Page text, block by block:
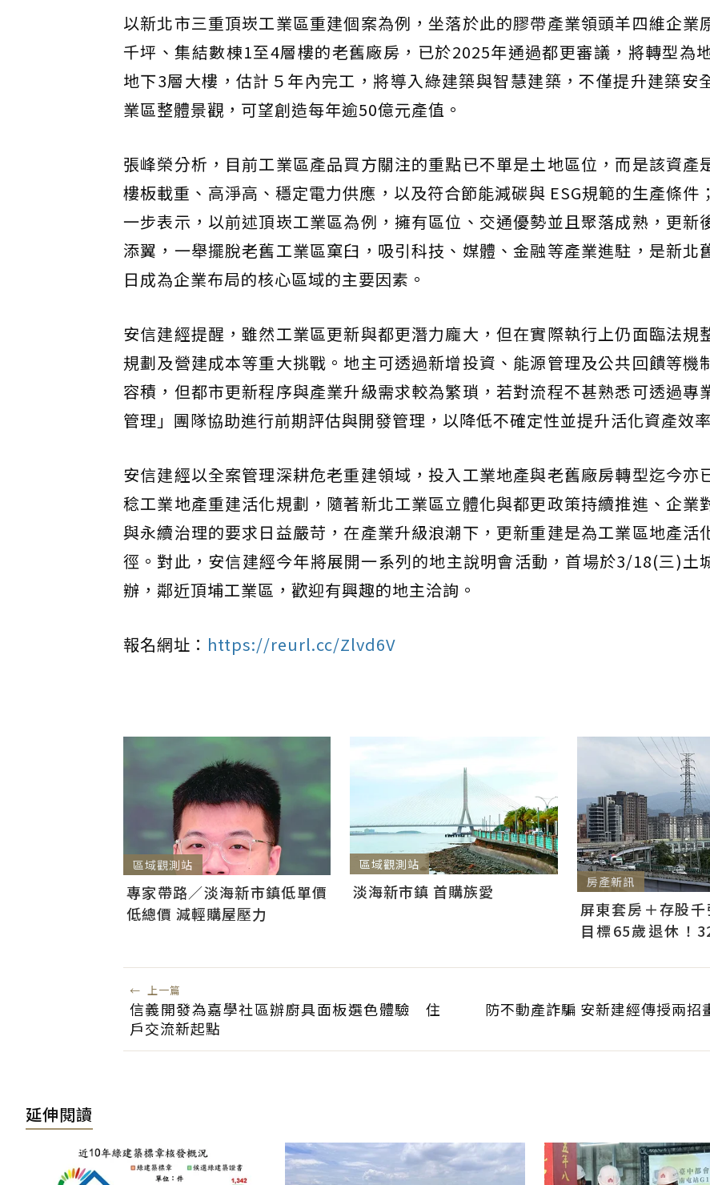
以新北市三重頂崁工業區重建個案為例，坐落於此的膠帶產業領頭羊四維企業
千坪、集結數棟1至4層樓的老舊廠房，已於2025年通過都更審議，將轉型為
地下3層大樓，估計５年內完工，將導入綠建築與智慧建築，不僅提升建築安
業區整體景觀，可望創造每年逾50億元產值。
張峰榮分析，目前工業區產品買方關注的重點已不單是土地區位，而是該資產
樓板載重、高淨高、穩定電力供應，以及符合節能減碳與 ESG規範的生產條件
一步表示，以前述頂崁工業區為例，擁有區位、交通優勢並且聚落成熟，更新
添翼，一舉擺脫老舊工業區窠臼，吸引科技、媒體、金融等產業進駐，是新北
日成為企業布局的核心區域的主要因素。
安信建經提醒，雖然工業區更新與都更潛力龐大，但在實際執行上仍面臨法規
規劃及營建成本等重大挑戰。地主可透過新增投資、能源管理及公共回饋等機
容積，但都市更新程序與產業升級需求較為繁瑣，若對流程不甚熟悉可透過專
管理」團隊協助進行前期評估與開發管理，以降低不確定性並提升活化資產效率
安信建經以全案管理深耕危老重建領域，投入工業地產與老舊廠房轉型迄今亦
稔工業地產重建活化規劃，隨著新北工業區立體化與都更政策持續推進、企業
與永續治理的要求日益嚴苛，在產業升級浪潮下，更新重建是為工業區地產活
徑。對此，安信建經今年將展開一系列的地主說明會活動，首場於3/18(三)土
辦，鄰近頂埔工業區，歡迎有興趣的地主洽詢。
報名網址： https://reurl.cc/Zlvd6V
區域觀測站
專家帶路／淡海新市鎮低單價
低總價 減輕購屋壓力
區域觀測站
淡海新市鎮 首購族愛 房產新訊
屏東套房＋存股
目標65歲退休！
← 上一篇
信義開發為嘉學社區辦廚具面板選色體驗 住
戶交流新起點
防不動產詐騙 安新建經傳授兩招
延伸閱讀